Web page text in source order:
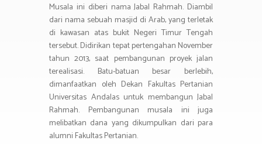
Musala ini diberi nama Jabal Rahmah. Diambil
dari nama sebuah masjid di Arab, yang terletak
di kawasan atas bukit Negeri Timur Tengah
tersebut. Didirikan tepat pertengahan November
tahun 2013, saat pembangunan proyek jalan
terealisasi. Batu-batuan besar berlebih,
dimanfaatkan oleh Dekan Fakultas Pertanian
Universitas Andalas untuk membangun Jabal
Rahmah. Pembangunan musala ini juga
melibatkan dana yang dikumpulkan dari para
alumni Fakultas Pertanian.